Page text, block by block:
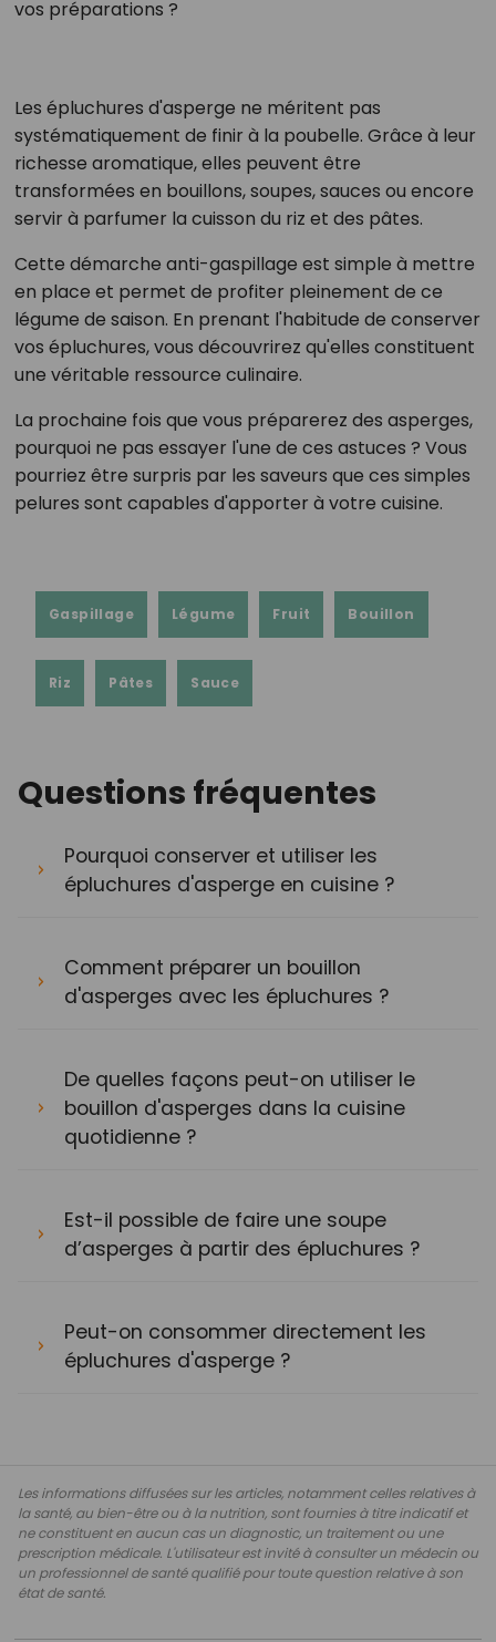
vos préparations ?
Les épluchures d'asperge ne méritent pas
systématiquement de finir à la poubelle. Grâce à leur
richesse aromatique, elles peuvent être
transformées en bouillons, soupes, sauces ou encore
servir à parfumer la cuisson du riz et des pâtes.
Cette démarche anti-gaspillage est simple à mettre
en place et permet de profiter pleinement de ce
légume de saison. En prenant l'habitude de conserver
vos épluchures, vous découvrirez qu'elles constituent
une véritable ressource culinaire.
La prochaine fois que vous préparerez des asperges,
pourquoi ne pas essayer l'une de ces astuces ? Vous
pourriez être surpris par les saveurs que ces simples
pelures sont capables d'apporter à votre cuisine.
Gaspillage Légume Fruit Bouillon
Riz Pâtes Sauce
Questions fréquentes
Pourquoi conserver et utiliser les
épluchures d'asperge en cuisine ?
Comment préparer un bouillon
d'asperges avec les épluchures ?
De quelles façons peut-on utiliser le
bouillon d'asperges dans la cuisine
quotidienne ?
Est-il possible de faire une soupe
d’asperges à partir des épluchures ?
Peut-on consommer directement les
épluchures d'asperge ?
Les informations diffusées sur les articles, notamment celles relatives à
la santé, au bien-être ou à la nutrition, sont fournies à titre indicatif et
ne constituent en aucun cas un diagnostic, un traitement ou une
prescription médicale. L'utilisateur est invité à consulter un médecin ou
un professionnel de santé qualifié pour toute question relative à son
état de santé.